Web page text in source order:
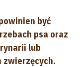
być
psa oraz
lub
zwierzęcych.